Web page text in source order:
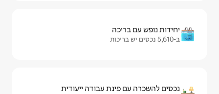
עבודה ייעודית